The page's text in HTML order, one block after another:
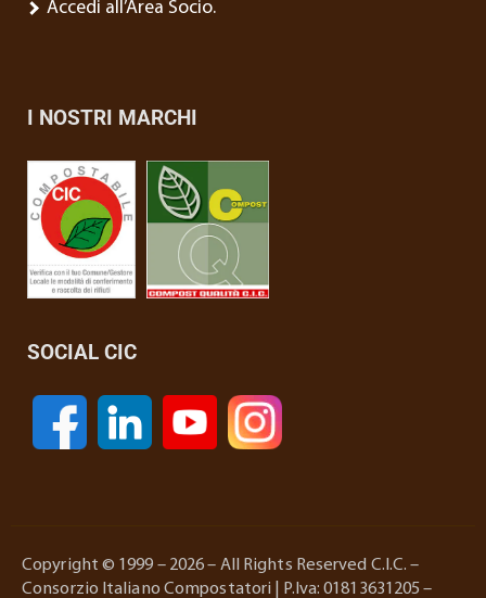
Accedi all’Area Socio.
I NOSTRI MARCHI
SOCIAL CIC
Copyright © 1999 – 2026 – All Rights Reserved C.I.C. –
Consorzio Italiano Compostatori | P.Iva: 01813631205 –